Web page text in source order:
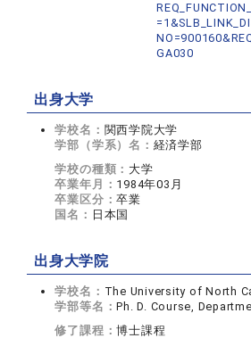
GA030
出身大学
学校名： 関西学院大学
学部（学系）名： 経済学部
学校の種類： 大学
卒業年月： 1984年03月
卒業区分：卒業
国名： 日本国
出身大学院
学校名： The University of North
学部等名：Ph. D. Course,
修了課程：博士課程